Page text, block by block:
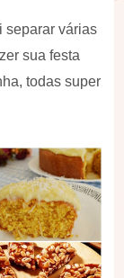
separar várias
sua festa
todas super